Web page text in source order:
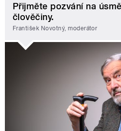
Přijměte pozvání na
člověčiny.
František Novotný, moderátor